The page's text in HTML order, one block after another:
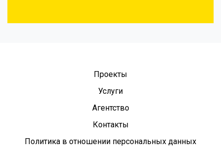
Проекты
Услуги
Агентство
Контакты
Политика в отношении персональных данных